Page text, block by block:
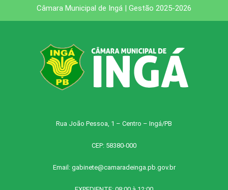
Câmara Municipal de Ingá | Gestão 2025-2026
Rua João Pessoa, 1 – Centro – Ingá/PB
CEP: 58380-000
Email: gabinete@camaradeinga.pb.gov.br